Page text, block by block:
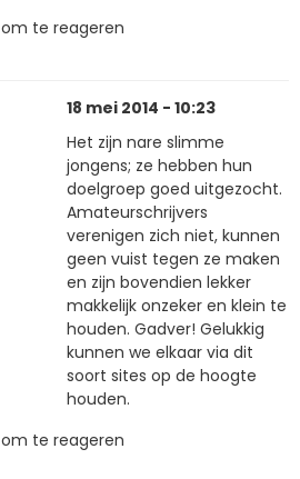
om te reageren
18 mei 2014 - 10:23
Het zijn nare slimme
jongens; ze hebben hun
doelgroep goed uitgezocht.
Amateurschrijvers
verenigen zich niet, kunnen
geen vuist tegen ze maken
en zijn bovendien lekker
makkelijk onzeker en klein te
houden. Gadver! Gelukkig
kunnen we elkaar via dit
soort sites op de hoogte
houden.
om te reageren